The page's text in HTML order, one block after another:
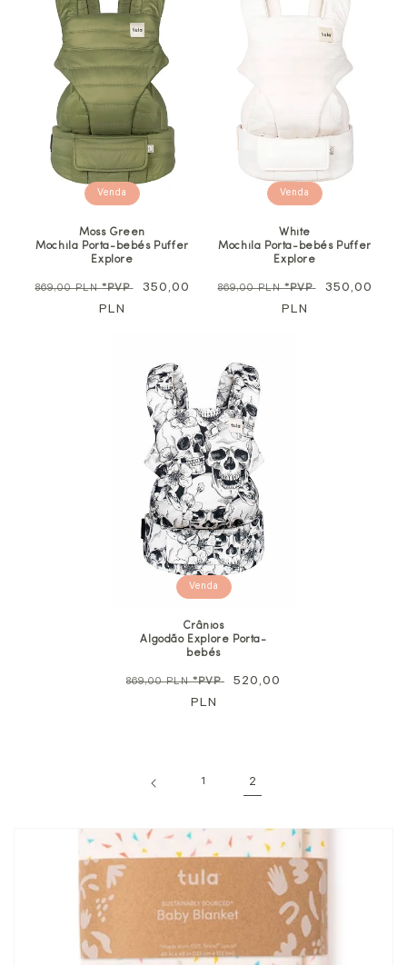
Venda
Moss Green
Mochila Porta-bebés Puffer
Explore
Preço
869,00 PLN*PVP
Preço
350,00
PLN
Venda
White
Mochila Porta-bebés Puffer
Explore
Preço
869,00 PLN*PVP
Preço
350,00
PLN
Venda
Crânios
Algodão Explore Porta-
bebés
Preço
869,00 PLN*PVP
Preço
520,00
PLN
1 2